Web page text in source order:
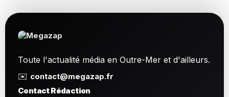
Toute l'actualité média en Outre-Mer et d'ailleurs.
✉️ contact@megazap.fr
Contact Rédaction